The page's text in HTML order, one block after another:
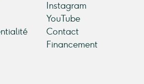
Instagram
YouTube
Contact
Financement